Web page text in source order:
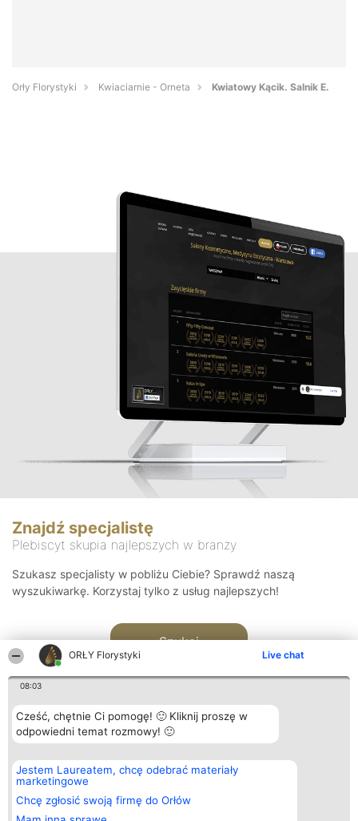
ORŁY Florystyki Live chat
08:03
Cześć, chętnie Ci pomogę! 🙂 Kliknij proszę w
odpowiedni temat rozmowy! 🙂
Jestem Laureatem, chcę odebrać materiały
marketingowe
Chcę zgłosić swoją firmę do Orłów
Orły Florystyki Kwiaciarnie - Orneta Kwiatowy Kącik. Salnik E.
Znajdź specjalistę
Plebiscyt skupia najlepszych w branży
Szukasz specjalisty w pobliżu Ciebie? Sprawdź naszą
wyszukiwarkę. Korzystaj tylko z usług najlepszych!
Szukaj
Organizator plebiscytu
Bright Side Solutions sp. z o.
o. sp. k.
ul. Ruska 22
Wrocław 50-079
KRS 0000749100 | Regon
Plebiscyt
Laureaci
wszystkich
Laureatów
Kontakt
Kontakt